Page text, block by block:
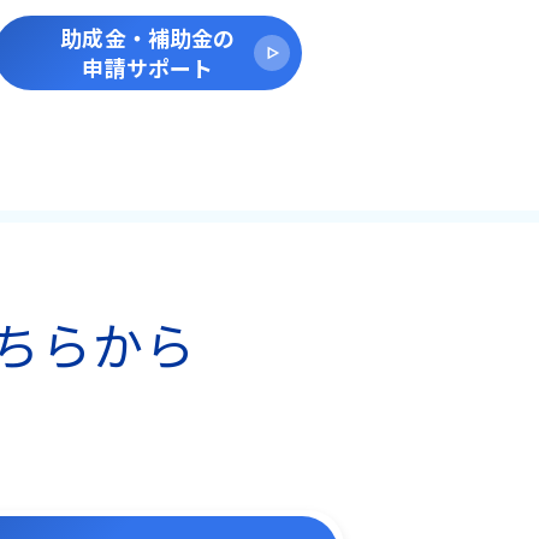
助成金・補助金の
申請サポート
らから